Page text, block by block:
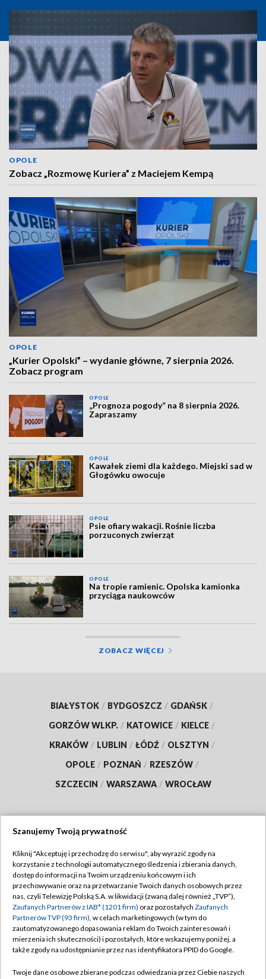
OPOLE
Zobacz „Rozmowę Kuriera” z Maciejem Kempą
OPOLE
„Kurier Opolski” – wydanie główne, 7 sierpnia 2026.
Zobacz program
OPOLE
„Prognoza pogody” na 8 sierpnia 2026.
Zapraszamy
OPOLE
Kawałek ziemi dla każdego. Miejski sad w
Głogówku owocuje
OPOLE
Psie ofiary wakacji. Rośnie liczba
porzuconych zwierząt
OPOLE
Na tropie ramienic. Opolska kamionka
przyciąga naukowców
ZOBACZ WIĘCEJ
BIAŁYSTOK / BYDGOSZCZ / GDAŃSK /
GORZÓW WLKP. / KATOWICE / KIELCE /
KRAKÓW / LUBLIN / ŁÓDŹ / OLSZTYN /
OPOLE / POZNAŃ / RZESZÓW /
SZCZECIN / WARSZAWA / WROCŁAW
TVP
Abonament TVP
Emisja w TVP
Centrum informacji TVP
Naziemna Telewizja Cyfrowa
Regulamin TVP
Polityka prywatności
Moje zgody
Pomoc
Szanujemy Twoją prywatność
Kliknij "Akceptuję i przechodzę do serwisu", aby wyrazić zgody na
korzystanie z technologii automatycznego śledzenia i zbierania danych,
dostęp do informacji na Twoim urządzeniu końcowym i ich
przechowywanie oraz na przetwarzanie Twoich danych osobowych przez
nas, czyli Telewizję Polską S.A. w likwidacji (zwaną dalej również „TVP”),
Zaufanych Partnerów z IAB* (1201 firm) oraz pozostałych Zaufanych
Partnerów TVP (93 firm), w celach marketingowych (w tym do
zautomatyzowanego dopasowania reklam do Twoich zainteresowań i
mierzenia ich skuteczności) i pozostałych, które wskazujemy poniżej, a
także zgody na udostępnianie przez nas identyfikatora PPID do Google.
Twoje dane osobowe zbierane podczas odwiedzania przez Ciebie naszych